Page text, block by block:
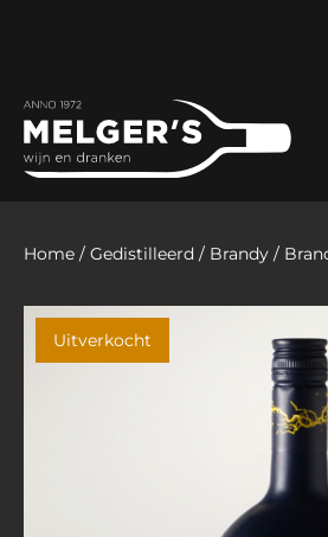
Home / Gedistilleerd / Brandy /
Uitverkocht